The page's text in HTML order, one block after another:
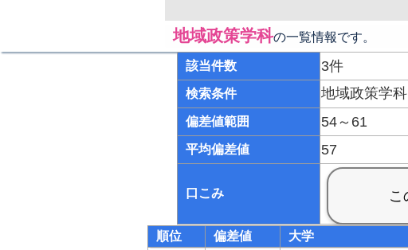
地域政策学科の一覧情報です。
該当件数 3件
検索条件 地域政策学科
偏差値範囲 54～61
平均偏差値 57
口こみ
順位 偏差値 大学